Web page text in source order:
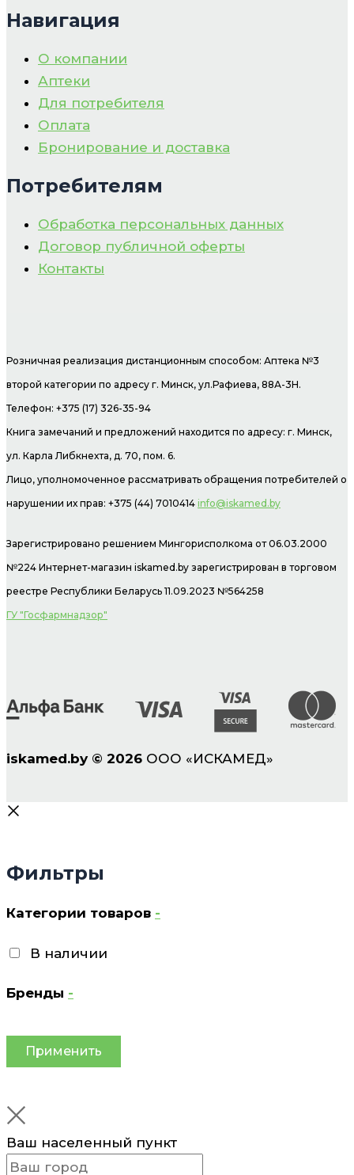
Навигация
О компании
Аптеки
Для потребителя
Оплата
Бронирование и доставка
Потребителям
Обработка персональных данных
Договор публичной оферты
Контакты
Розничная реализация дистанционным способом: Аптека №3
второй категории по адресу г. Минск, ул.Рафиева, 88А-3Н.
Телефон: +375 (17) 326-35-94
Книга замечаний и предложений находится по адресу: г. Минск,
ул. Карла Либкнехта, д. 70, пом. 6.
Лицо, уполномоченное рассматривать обращения потребителей о
нарушении их прав: +375 (44) 7010414 info@iskamed.by
Зарегистрировано решением Мингорисполкома от 06.03.2000
№224 Интернет-магазин iskamed.by зарегистрирован в торговом
реестре Республики Беларусь 11.09.2023 №564258
ГУ "Госфармнадзор"
iskamed.by © 2026 ООО «ИСКАМЕД»
Фильтры
Категории товаров -
В наличии
Бренды -
Применить
Ваш населенный пункт